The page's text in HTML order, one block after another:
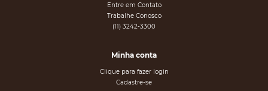
Entre em Contato
Trabalhe Conosco
(11) 3242-3300
Minha conta
Clique para fazer login
Cadastre-se